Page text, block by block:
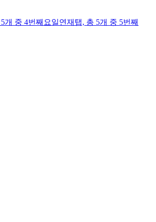
개 중 4번째 요일연재 탭, 총 5개 중 5번째